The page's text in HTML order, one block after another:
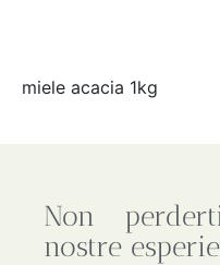
miele acacia 1kg
Non
nostre